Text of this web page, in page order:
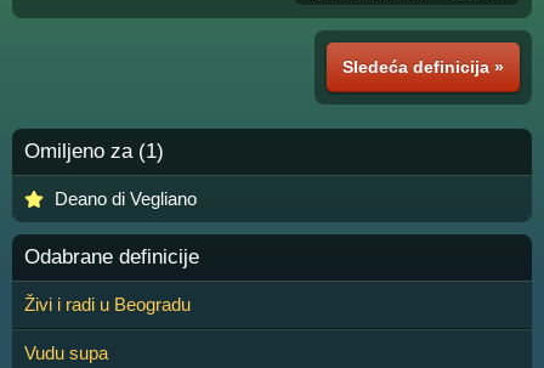
Sledeća definicija »
Omiljeno za (1)
Deano di Vegliano
Odabrane definicije
Živi i radi u Beogradu
Vudu supa